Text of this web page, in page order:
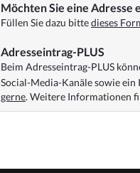
Möchten Sie eine Adresse
Füllen Sie dazu bittedieses
Adresseintrag-PLUS
Beim Adresseintrag-PLUS
Social-Media-Kanäle sowie
gerne. Weitere Informationen